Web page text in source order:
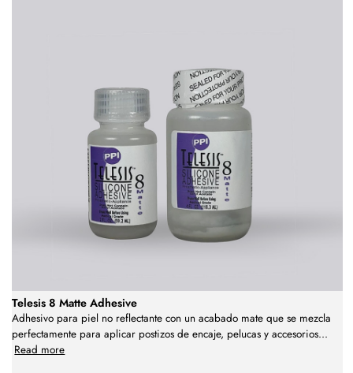
Telesis 8 Matte Adhesive
Adhesivo para piel no reflectante con un acabado mate que se mezcla
perfectamente para aplicar postizos de encaje, pelucas y accesorios...
Read more